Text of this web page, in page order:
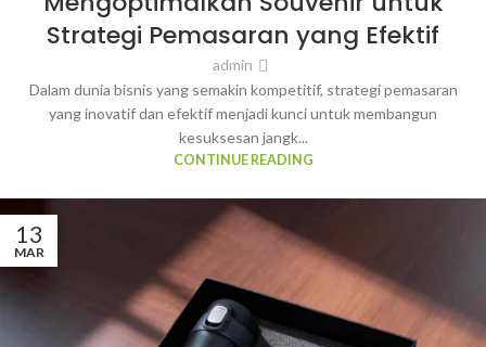
Strategi Pemasaran yang Efektif
admin
Dalam dunia bisnis yang semakin kompetitif, strategi pemasaran
yang inovatif dan efektif menjadi kunci untuk membangun
kesuksesan jangk...
CONTINUE READING
13
MAR